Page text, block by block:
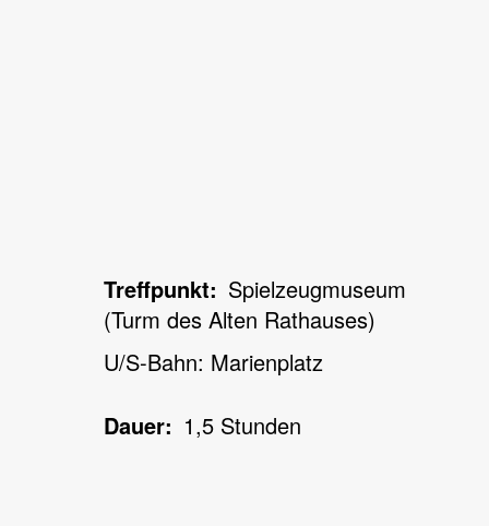
Treffpunkt
Spielzeugmuseum
(Turm des Alten Rathauses)
U/S-Bahn: Marienplatz
Dauer
1,5 Stunden